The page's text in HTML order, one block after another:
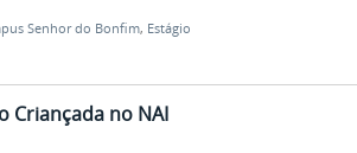
Senhor do Bonfim, Estágio
Criançada no NAI